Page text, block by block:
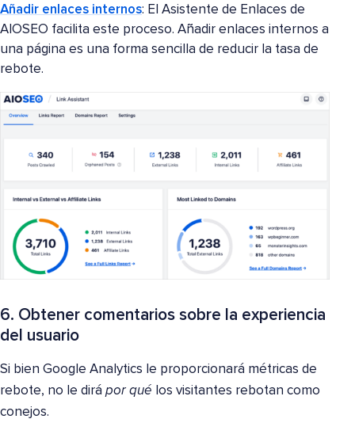
Añadir enlaces internos: El Asistente de Enlaces de
AIOSEO facilita este proceso. Añadir enlaces internos a
una página es una forma sencilla de reducir la tasa de
rebote.
6. Obtener comentarios sobre la experiencia
del usuario
Si bien Google Analytics le proporcionará métricas de
rebote, no le dirá por qué los visitantes rebotan como
conejos.